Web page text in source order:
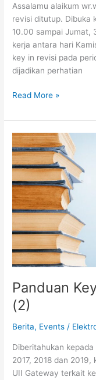
Assalamu alaikum
revisi ditutup. Dibuka
10.00 sampai Jumat,
kerja antara hari
key in revisi pada
dijadikan perhatian
Read More »
Panduan
(2)
Berita, Events /
Diberitahukan
2017, 2018 dan
UII Gateway terkait
Panduan
Key-
In
Ganjil
2019/2020
(2)